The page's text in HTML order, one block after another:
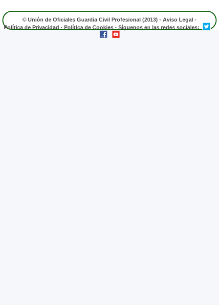
© Unión de Oficiales Guardia Civil Profesional (2013) - Aviso Legal -
Política de Privacidad - Política de Cookies - Síguenos en las redes sociales: